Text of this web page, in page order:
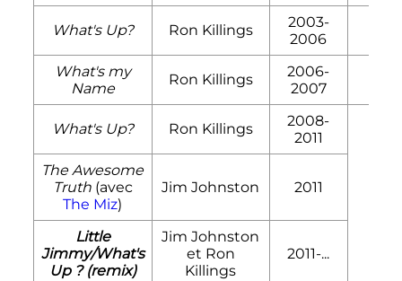
What's Up? Ron Killings
2003-
2006
What's my
Name
Ron Killings
2006-
2007
What's Up? Ron Killings
2008-
2011
The Awesome
Truth(avec
The Miz)
Jim Johnston 2011
Little
Jimmy/What's
Up ? (remix)
Jim Johnston
et Ron
Killings
2011-...